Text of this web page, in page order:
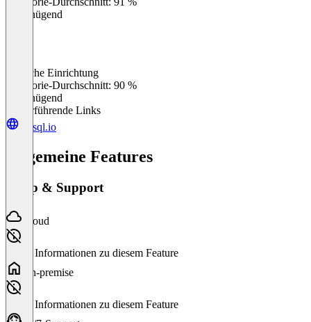
Ungenügend
Einfache Einrichtung
Kategorie-Durchschnitt: 90 %
Ungenügend
Weiterführende Links
ai2sql.io
Allgemeine Features
Setup & Support
Cloud
Keine Informationen zu diesem Feature
On-premise
Keine Informationen zu diesem Feature